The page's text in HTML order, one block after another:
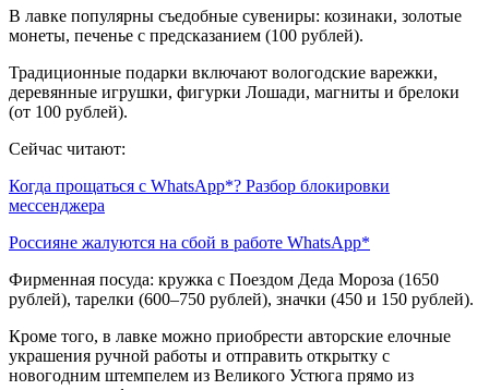
В лавке популярны съедобные сувениры: козинаки, золотые
монеты, печенье с предсказанием (100 рублей).
Традиционные подарки включают вологодские варежки,
деревянные игрушки, фигурки Лошади, магниты и брелоки
(от 100 рублей).
Сейчас читают:
Когда прощаться с WhatsApp*? Разбор блокировки
мессенджера
Россияне жалуются на сбой в работе WhatsApp*
Фирменная посуда: кружка с Поездом Деда Мороза (1650
рублей), тарелки (600–750 рублей), значки (450 и 150 рублей).
Кроме того, в лавке можно приобрести авторские елочные
украшения ручной работы и отправить открытку с
новогодним штемпелем из Великого Устюга прямо из